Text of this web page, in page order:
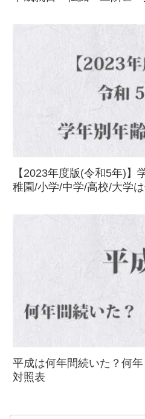
【2023年度版(令和5年)】
稚園/小学/中学/高校/大学は
平成は何年間続いた？何
対照表